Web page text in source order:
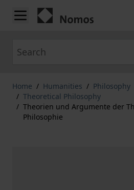
Skip to Content
Home / Humanities / Philosophy
/ Theoretical Philosophy
/ Theorien und Argumente der
Philosophie